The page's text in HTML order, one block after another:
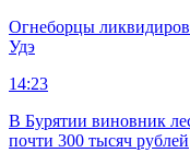
Огнеборцы
Удэ
14:23
В Бурятии виновник
почти 300 тысяч рублей